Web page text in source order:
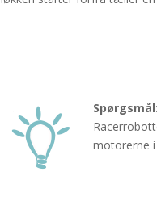
Spørgsmål:
motorerne